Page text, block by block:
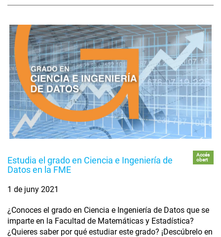
Estudia el grado en Ciencia e Ingeniería de
Datos en la FME
Accés
obert
1 de juny 2021
¿Conoces el grado en Ciencia e Ingeniería de Datos que se
imparte en la Facultad de Matemáticas y Estadística?
¿Quieres saber por qué estudiar este grado? ¡Descúbrelo en